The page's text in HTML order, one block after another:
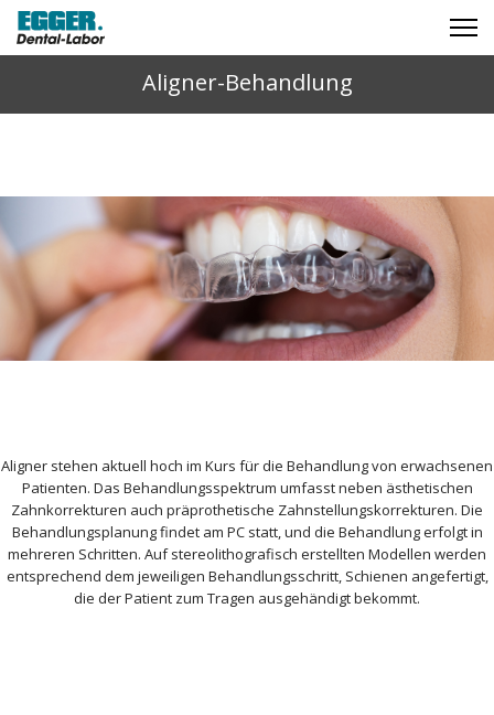
Aligner-Behandlung
Aligner stehen aktuell hoch im Kurs für die Behandlung von erwachsenen
Patienten. Das Behandlungsspektrum umfasst neben ästhetischen
Zahnkorrekturen auch präprothetische Zahnstellungskorrekturen. Die
Behandlungsplanung findet am PC statt, und die Behandlung erfolgt in
mehreren Schritten. Auf stereolithografisch erstellten Modellen werden
entsprechend dem jeweiligen Behandlungsschritt, Schienen angefertigt,
die der Patient zum Tragen ausgehändigt bekommt.